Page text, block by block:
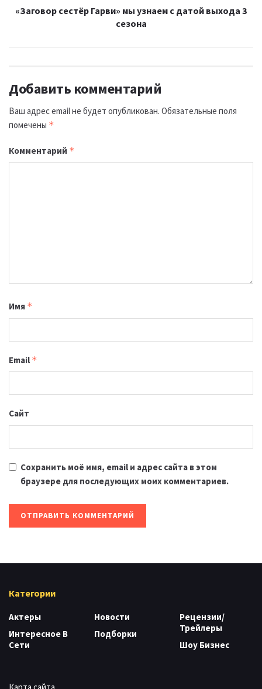
«Заговор сестёр Гарви» мы узнаем с датой выхода 3
сезона
Добавить комментарий
Ваш адрес email не будет опубликован. Обязательные поля
помечены *
Комментарий *
Имя *
Email *
Сайт
Сохранить моё имя, email и адрес сайта в этом
браузере для последующих моих комментариев.
Категории
Актеры
Интересное В
Сети
Новости
Подборки
Рецензии/
Трейлеры
Шоу Бизнес